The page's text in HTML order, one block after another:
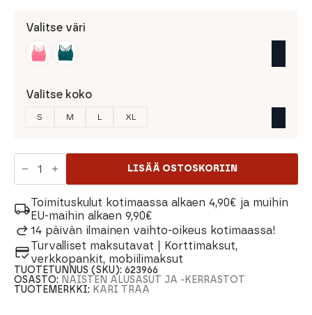
Valitse väri
Valitse koko
S M L XL
Kari
Traa
Sofia
Urheiluliivit
määrä
LISÄÄ OSTOSKORIIN
Toimituskulut kotimaassa alkaen 4,90€ ja muihin
EU-maihin alkaen 9,90€
14 päivän ilmainen vaihto-oikeus kotimaassa!
Turvalliset maksutavat | Korttimaksut,
verkkopankit, mobiilimaksut
TUOTETUNNUS (SKU):623966
OSASTO: NAISTEN ALUSASUT JA -KERRASTOT
TUOTEMERKKI: KARI TRAA